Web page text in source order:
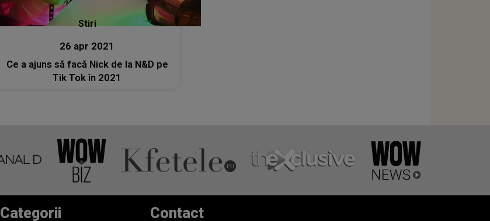
Stiri
26 apr 2021
Ce a ajuns să facă Nick de la N&D pe
Tik Tok în 2021
Categorii Contact